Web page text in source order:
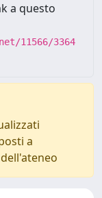
a questo
11566/3364
a